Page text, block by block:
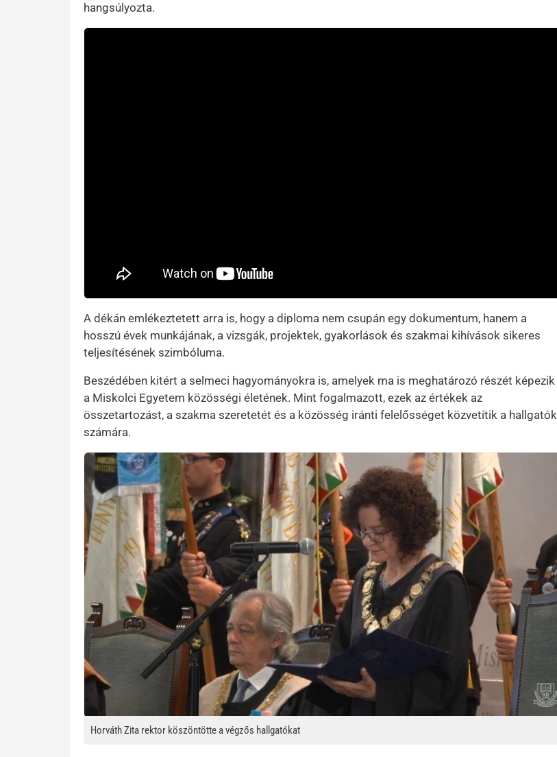
hangsúlyozta.
A dékán emlékeztetett arra is, hogy a diploma nem csupán egy dokumentum, hanem a
hosszú évek munkájának, a vizsgák, projektek, gyakorlások és szakmai kihívások sikeres
teljesítésének szimbóluma.
Beszédében kitért a selmeci hagyományokra is, amelyek ma is meghatározó részét képezik
a Miskolci Egyetem közösségi életének. Mint fogalmazott, ezek az értékek az
összetartozást, a szakma szeretetét és a közösség iránti felelősséget közvetítik a hallgatók
számára.
Kép
Horváth Zita rektor köszöntötte a végzős hallgatókat